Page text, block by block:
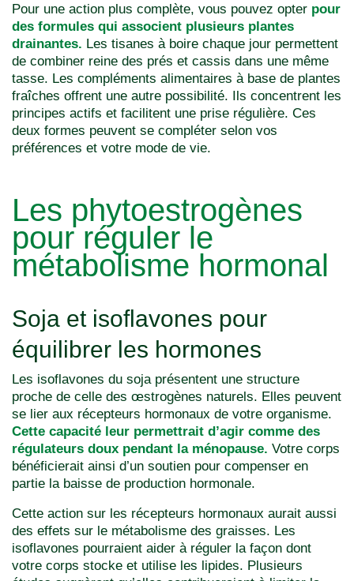
Pour une action plus complète, vous pouvez opter pour
des formules qui associent plusieurs plantes
drainantes. Les tisanes à boire chaque jour permettent
de combiner reine des prés et cassis dans une même
tasse. Les compléments alimentaires à base de plantes
fraîches offrent une autre possibilité. Ils concentrent les
principes actifs et facilitent une prise régulière. Ces
deux formes peuvent se compléter selon vos
préférences et votre mode de vie.
Les phytoestrogènes
pour réguler le
métabolisme hormonal
Soja et isoflavones pour
équilibrer les hormones
Les isoflavones du soja présentent une structure
proche de celle des œstrogènes naturels. Elles peuvent
se lier aux récepteurs hormonaux de votre organisme.
Cette capacité leur permettrait d’agir comme des
régulateurs doux pendant la ménopause. Votre corps
bénéficierait ainsi d’un soutien pour compenser en
partie la baisse de production hormonale.
Cette action sur les récepteurs hormonaux aurait aussi
des effets sur le métabolisme des graisses. Les
isoflavones pourraient aider à réguler la façon dont
votre corps stocke et utilise les lipides. Plusieurs